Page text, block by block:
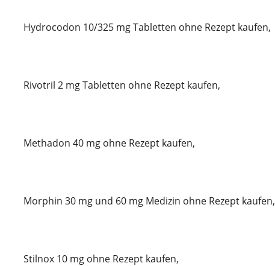
Hydrocodon 10/325 mg Tabletten ohne Rezept kaufen,
Rivotril 2 mg Tabletten ohne Rezept kaufen,
Methadon 40 mg ohne Rezept kaufen,
Morphin 30 mg und 60 mg Medizin ohne Rezept kaufen,
Stilnox 10 mg ohne Rezept kaufen,